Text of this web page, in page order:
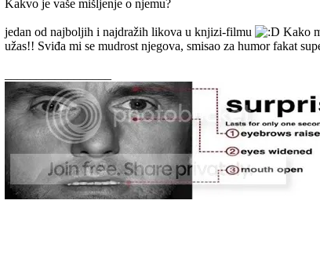
Kakvo je vaše mišljenje o njemu?
jedan od najboljih i najdražih likova u knjizi-filmu
Kako
užas!! Sviđa mi se mudrost njegova, smisao za humor fakat